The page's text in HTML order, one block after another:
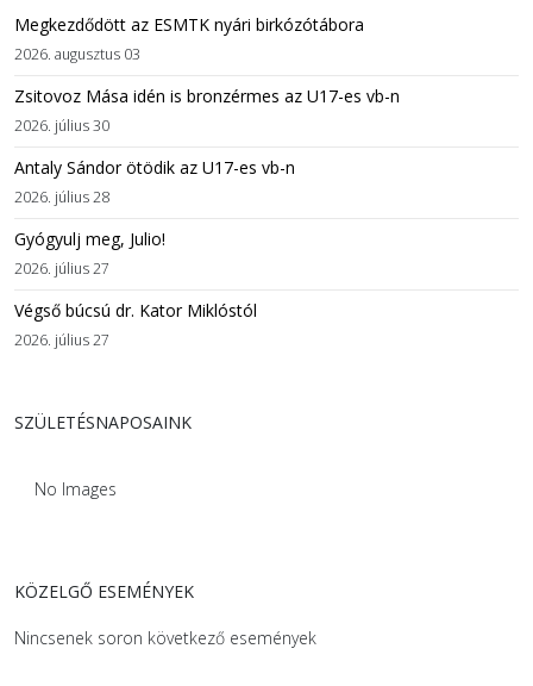
Megkezdődött az ESMTK nyári birkózótábora
2026. augusztus 03
Zsitovoz Mása idén is bronzérmes az U17-es vb-n
2026. július 30
Antaly Sándor ötödik az U17-es vb-n
2026. július 28
Gyógyulj meg, Julio!
2026. július 27
Végső búcsú dr. Kator Miklóstól
2026. július 27
SZÜLETÉSNAPOSAINK
No Images
KÖZELGŐ ESEMÉNYEK
Nincsenek soron következő események